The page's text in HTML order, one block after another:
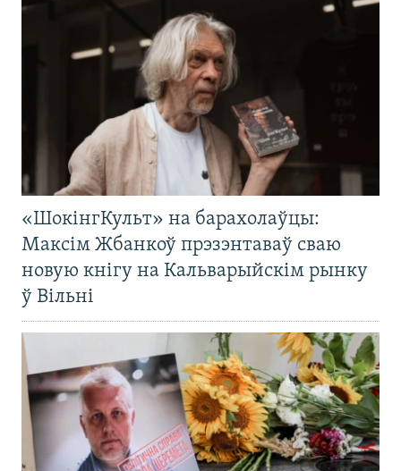
«ШокінгКульт» на барахолаўцы:
Максім Жбанкоў прэзэнтаваў сваю
новую кнігу на Кальварыйскім рынку
ў Вільні